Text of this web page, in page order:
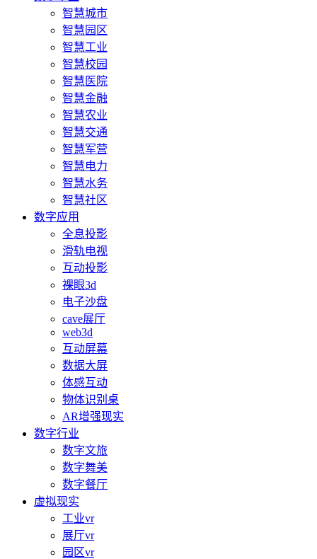
智慧城市
智慧园区
智慧工业
智慧校园
智慧医院
智慧金融
智慧农业
智慧交通
智慧军营
智慧电力
智慧水务
智慧社区
数字应用
全息投影
滑轨电视
互动投影
裸眼3d
电子沙盘
cave展厅
web3d
互动屏幕
数据大屏
体感互动
物体识别桌
AR增强现实
数字行业
数字文旅
数字舞美
数字餐厅
虚拟现实
工业vr
展厅vr
园区vr